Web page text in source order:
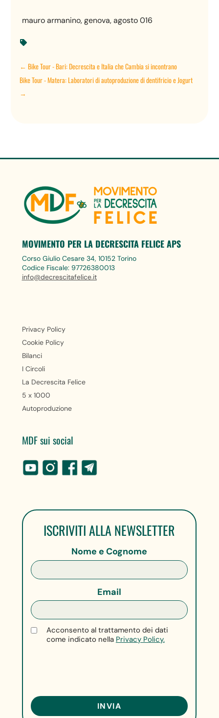
mauro armanino, genova, agosto 016

←Bike Tour - Bari: Decrescita e Italia che Cambia si incontrano
Bike Tour - Matera: Laboratori di autoproduzione di dentifricio e Jogurt
→
MOVIMENTO PER LA DECRESCITA FELICE APS
Corso Giulio Cesare 34, 10152 Torino
Codice Fiscale: 97726380013
info@decrescitafelice.it
Privacy Policy
Cookie Policy
Bilanci
I Circoli
La Decrescita Felice
5 x 1000
Autoproduzione
MDF sui social
ISCRIVITI ALLA NEWSLETTER
Nome e Cognome
Email
Acconsento al trattamento dei dati
come indicato nella Privacy Policy.